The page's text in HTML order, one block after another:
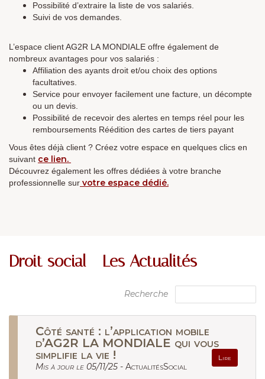
Possibilité d’extraire la liste de vos salariés.
Suivi de vos demandes.
L’espace client AG2R LA MONDIALE offre également de
nombreux avantages pour vos salariés :
Affiliation des ayants droit et/ou choix des options
facultatives.
Service pour envoyer facilement une facture, un décompte
ou un devis.
Possibilité de recevoir des alertes en temps réel pour les
remboursements Réédition des cartes de tiers payant
Vous êtes déjà client ? Créez votre espace en quelques clics en
suivant ce lien.
Découvrez également les offres dédiées à votre branche
professionnelle sur votre espace dédié.
Droit social - Les Actualités
Recherche
Côté santé : l’application mobile
d’AG2R LA MONDIALE qui vous
simplifie la vie !
Lire
Mis à jour le 05/11/25 - ActualitésSocial